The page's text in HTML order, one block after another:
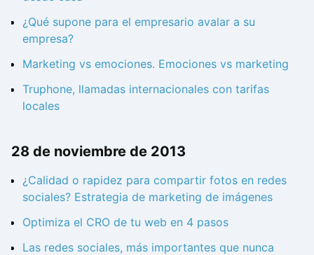
¿Qué supone para el empresario avalar a su
empresa?
Marketing vs emociones. Emociones vs marketing
Truphone, llamadas internacionales con tarifas
locales
28 de noviembre de 2013
¿Calidad o rapidez para compartir fotos en redes
sociales? Estrategia de marketing de imágenes
Optimiza el CRO de tu web en 4 pasos
Las redes sociales, más importantes que nunca